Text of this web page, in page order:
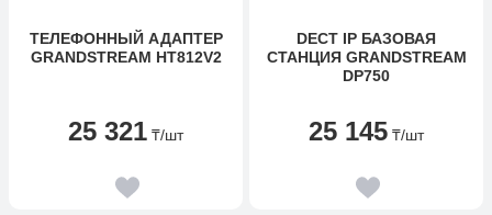
ТЕЛЕФОННЫЙ АДАПТЕР
GRANDSTREAM HT812V2
25 321 ₸/шт
DECT IP БАЗОВАЯ
СТАНЦИЯ GRANDSTREAM
DP750
25 145 ₸/шт